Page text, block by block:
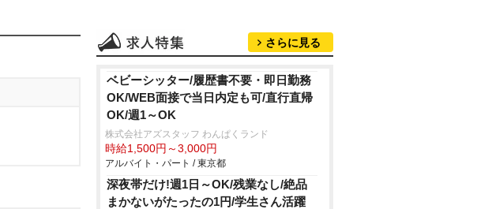
さらに見る
ベビーシッター/履歴書不要・即日勤務
OK/WEB面接で当日内定も可/直行直帰
OK/週1～OK
株式会社アズスタッフ わんぱくランド
時給1,500円～3,000円
アルバイト・パート / 東京都
深夜帯だけ!週1日～OK/残業なし/絶品
まかないがたったの1円/学生さん活躍